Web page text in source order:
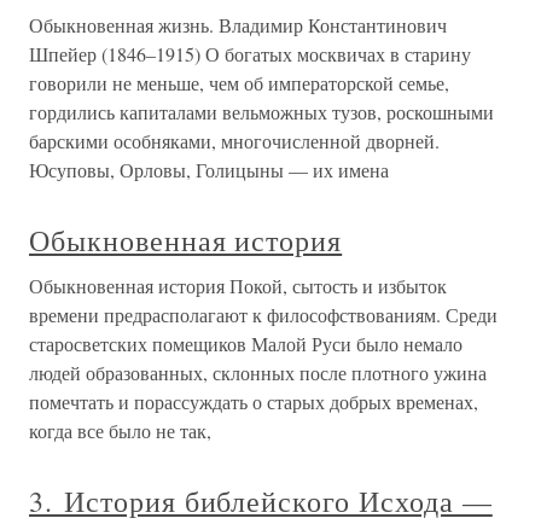
Обыкновенная жизнь. Владимир Константинович
Шпейер (1846–1915) О богатых москвичах в старину
говорили не меньше, чем об императорской семье,
гордились капиталами вельможных тузов, роскошными
барскими особняками, многочисленной дворней.
Юсуповы, Орловы, Голицыны — их имена
Обыкновенная история
Обыкновенная история Покой, сытость и избыток
времени предрасполагают к философствованиям. Среди
старосветских помещиков Малой Руси было немало
людей образованных, склонных после плотного ужина
помечтать и порассуждать о старых добрых временах,
когда все было не так,
3. История библейского Исхода —